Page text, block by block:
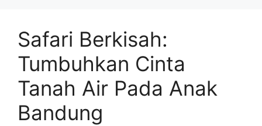
Safari Berkisah:
Tumbuhkan Cinta
Tanah Air Pada Anak
Bandung